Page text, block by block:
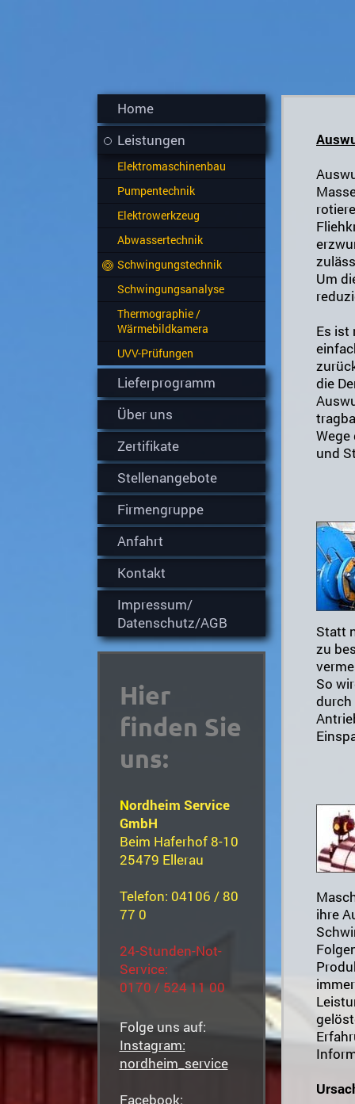
Home
Leistungen
Elektromaschinenbau
Pumpentechnik
Elektrowerkzeug
Abwassertechnik
Schwingungstechnik
Schwingungsanalyse
Thermographie /
Wärmebildkamera
UVV-Prüfungen
Lieferprogramm
Über uns
Zertifikate
Stellenangebote
Firmengruppe
Anfahrt
Kontakt
Impressum/
Datenschutz/AGB
Hier
finden Sie
uns:
Nordheim Service
GmbH
Beim Haferhof 8-10
25479 Ellerau
Telefon: 04106 / 80
77 0
24-Stunden-Not-
Service:
0170 / 524 11 00
Folge uns auf:
Instagram:
nordheim_service
Facebook:
Um
Es ist
die
und
Statt
zu
So
durch
ihre